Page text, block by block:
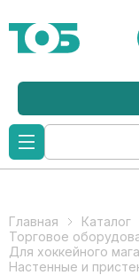
Главная
Каталог
Торговое
Для хоккейного
Настенные и